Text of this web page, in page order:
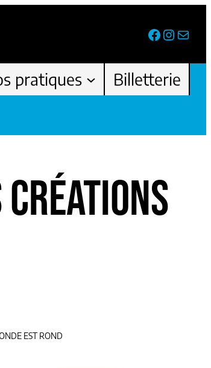
Facebook
pratiques Billetterie
EST ROND